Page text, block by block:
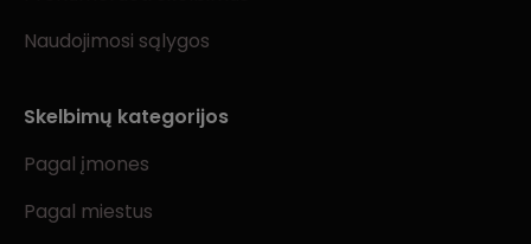
Naudojimosi sąlygos
Skelbimų kategorijos
Pagal įmones
Pagal miestus